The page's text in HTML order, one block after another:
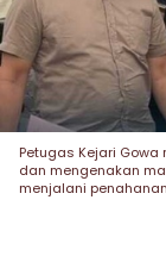
Petugas Kejari Gowa
dan mengenakan
menjalani